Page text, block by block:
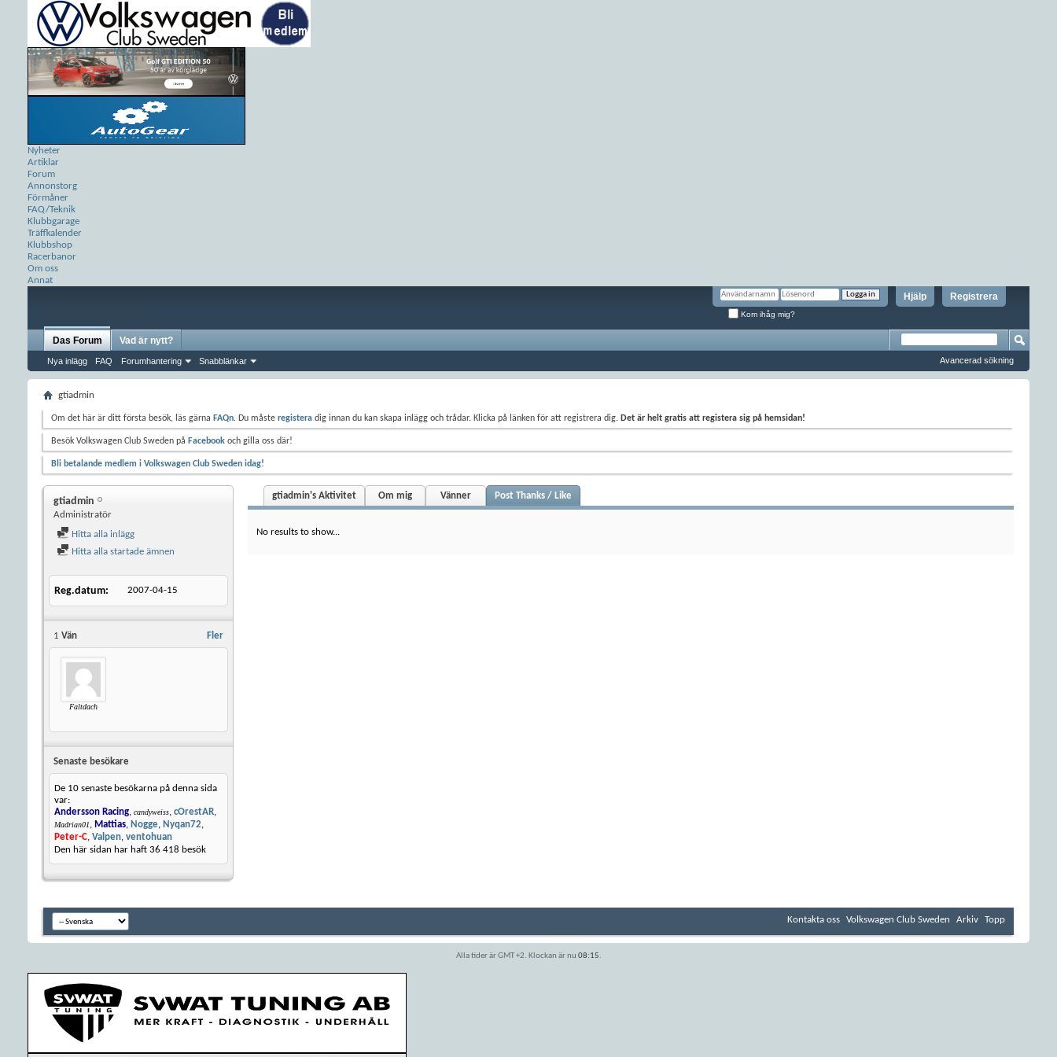
Nyheter
Artiklar
Forum
Annonstorg
Förmåner
FAQ/Teknik
Klubbgarage
Träffkalender
Klubbshop
Racerbanor
Om oss
Annat
Registrera
Hjälp
Kom ihåg mig?
Das Forum
Nya inlägg FAQ Forumhantering Snabblänkar
Vad är nytt?
Avancerad sökning
gtiadmin
Om det här är ditt första besök, läs gärna FAQn. Du måste registera dig innan du kan skapa inlägg och trådar. Klicka på länken för att registrera dig. Det är helt gratis att registera sig på hemsidan!
Besök Volkswagen Club Sweden på Facebook och gilla oss där!
Bli betalande medlem i Volkswagen Club Sweden idag!
gtiadmin
Administratör
Hitta alla inlägg
Hitta alla startade ämnen
Reg.datum 2007-04-15
Fler
1 Vän
Faltdach
Senaste besökare
De 10 senaste besökarna på denna sida
var:
Andersson Racing, candyweiss, cOrestAR,
Madrian01, Mattias, Nogge, Nyqan72,
Peter-C, Valpen, ventohuan
Den här sidan har haft 36 418 besök
gtiadmin's Aktivitet Om mig Vänner Post Thanks / Like
No results to show...
Kontakta oss Volkswagen Club Sweden Arkiv Topp
Alla tider är GMT +2. Klockan är nu 08:15.